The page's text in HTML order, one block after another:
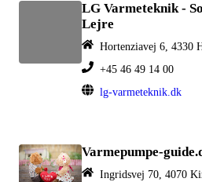
LG Varmeteknik -
Lejre
Hortenziavej 6, 4330
+45 46 49 14 00
lg-varmeteknik.dk
Varmepumpe-
Ingridsvej 70, 4070